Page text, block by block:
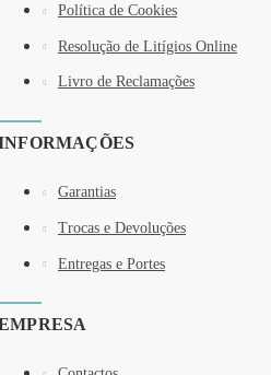
Política de Cookies
Resolução de Litígios Online
Livro de Reclamações
Garantias
Trocas e Devoluções
Entregas e Portes